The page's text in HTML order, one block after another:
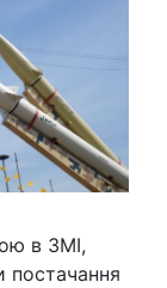
в ЗМІ,
постачання